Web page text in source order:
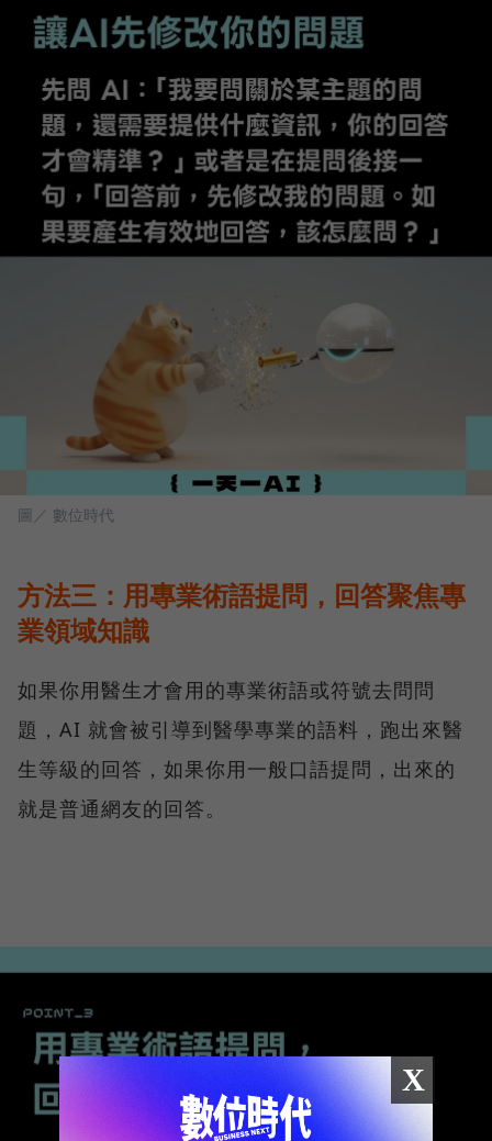
圖／ 數位時代
方法三：用專業術語提問，回答聚焦專
業領域知識
如果你用醫生才會用的專業術語或符號去問問
題，AI 就會被引導到醫學專業的語料，跑出來醫
生等級的回答，如果你用一般口語提問，出來的
就是普通網友的回答。
X